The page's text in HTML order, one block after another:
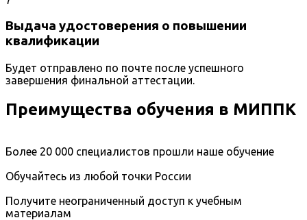
Выдача удостоверения о повышении
квалификации
Будет отправлено по почте после успешного
завершения финальной аттестации.
Преимущества обучения в МИППК
Более 20 000 специалистов прошли наше обучение
Обучайтесь из любой точки России
Получите неограниченный доступ к учебным
материалам